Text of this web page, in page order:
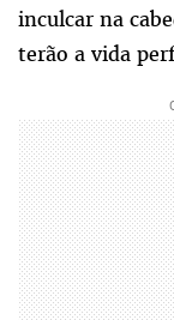
inculcar na
terão a vida